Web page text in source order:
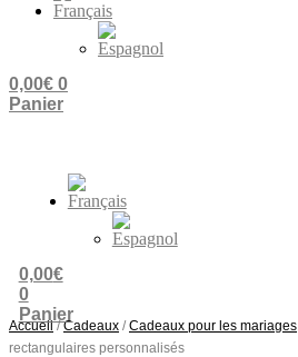
0,00€ 0
Panier
0,00€
0
Panier
Accueil/Cadeaux /Cadeaux pour les mariages
rectangulaires personnalisés